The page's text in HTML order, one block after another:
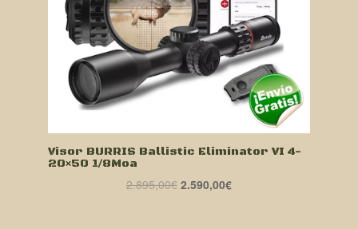
Visor BURRIS Ballistic Eliminator VI 4-
20×50 1/8Moa
2.895,00€ El
2.590,00€El